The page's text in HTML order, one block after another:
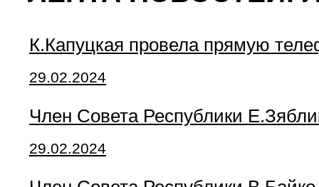
К.Капуцкая провела прямую
29.02.2024
Член Совета Республики
29.02.2024